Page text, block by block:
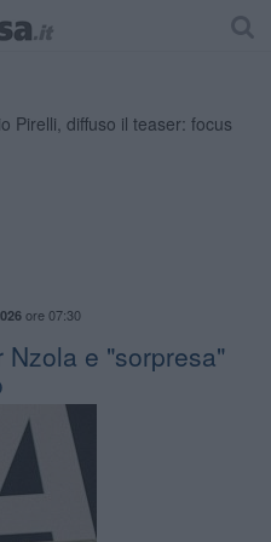
ore 07:30
e "sorpresa"